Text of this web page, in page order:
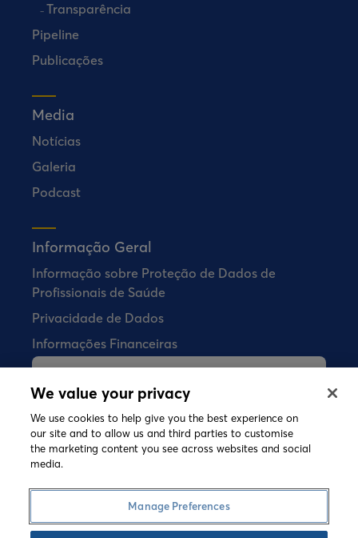
Transparência
Pipeline
Publicações
Media
Notícias
Galeria
Podcast
Informação Geral
Informação sobre Proteção de Dados de
Profissionais de Saúde
Privacidade de Dados
Informações Financeiras
farmacêuticos diretamente aos
consumidores.
Termos e CondiçõesPolítica de Cookies
Política de PrivacidadeSpeak-up
We value your privacy
We use cookies to help give you the best experience on
our site and to allow us and third parties to customise
the marketing content you see across websites and social
media.
Manage Preferences